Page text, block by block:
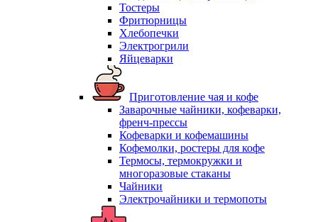
Тостеры
Фритюрницы
Хлебопечки
Электрогрили
Яйцеварки
Приготовление чая и кофе
Заварочные чайники, кофеварки,
френч-прессы
Кофеварки и кофемашины
Кофемолки, ростеры для кофе
Термосы, термокружки и
многоразовые стаканы
Чайники
Электрочайники и термопоты